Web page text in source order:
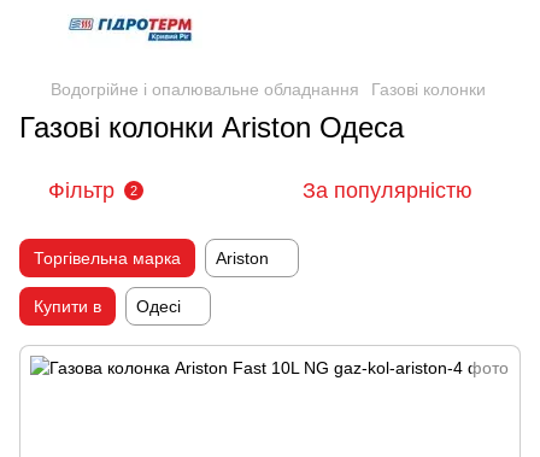
Водогрійне і опалювальне обладнання Газові колонки
Газові колонки Ariston Одеса
Фільтр 2 За популярністю
Торгівельна марка Ariston
Купити в Одесі